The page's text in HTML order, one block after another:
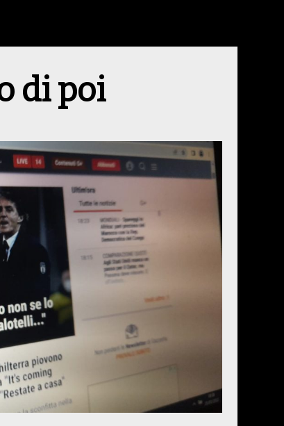
di poi